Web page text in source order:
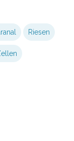
Riesen